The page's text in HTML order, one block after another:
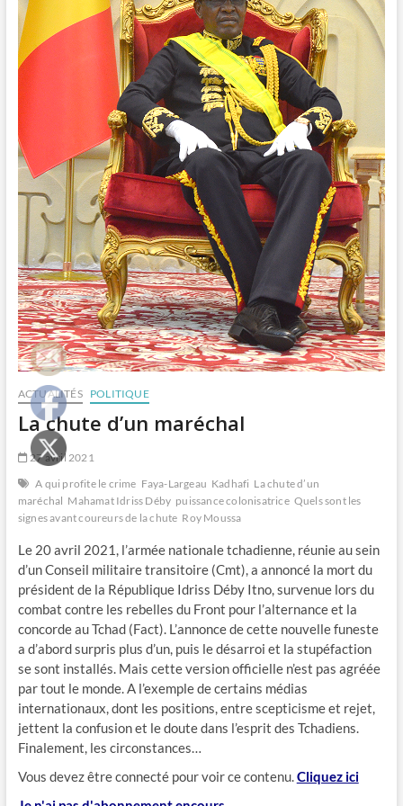
ACTUALITÉS POLITIQUE
La chute d’un maréchal
27 avril 2021
A qui profite le crime Faya-Largeau Kadhafi La chute d’un
maréchal Mahamat Idriss Déby puissance colonisatrice Quels sont les
signes avant coureurs de la chute Roy Moussa
Le 20 avril 2021, l’armée nationale tchadienne, réunie au sein
d’un Conseil militaire transitoire (Cmt), a annoncé la mort du
président de la République Idriss Déby Itno, survenue lors du
combat contre les rebelles du Front pour l’alternance et la
concorde au Tchad (Fact). L’annonce de cette nouvelle funeste
a d’abord surpris plus d’un, puis le désarroi et la stupéfaction
se sont installés. Mais cette version officielle n’est pas agréée
par tout le monde. A l’exemple de certains médias
internationaux, dont les positions, entre scepticisme et rejet,
jettent la confusion et le doute dans l’esprit des Tchadiens.
Finalement, les circonstances…
Vous devez être connecté pour voir ce contenu.Cliquez ici